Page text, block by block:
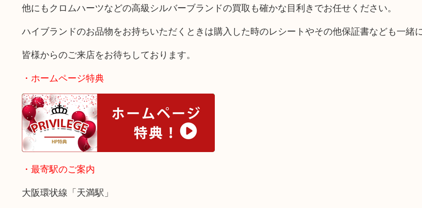
他にもクロムハーツなどの高級シルバーブランドの買取も確かな目利きでお任せください。
ハイブランドのお品物をお持ちいただくときは購入した時のレシートやその他保証書なども一緒
皆様からのご来店をお待ちしております。
・ホームページ特典
・最寄駅のご案内
大阪環状線「天満駅」